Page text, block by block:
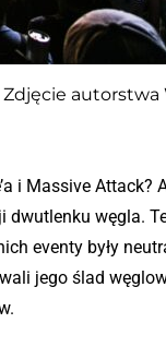
Zdjęcie autorstwa
i Massive Attack?
dwutlenku węgla.
eventy były
jego ślad